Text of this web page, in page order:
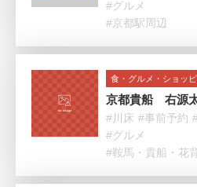
#グルメ
#京都駅周辺
食・グルメ・ショッ
京都貴船 右源
#川床 #事前予約
#グルメ
#鞍馬・貴船・花